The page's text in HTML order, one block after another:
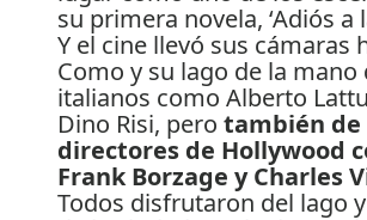
su primera novela, ‘Adiós a
Y el cine llevó sus cámaras
Como y su lago de la mano
italianos como Alberto
Dino Risi, pero también de
directores de Hollywood
Frank Borzage y Charles
Todos disfrutaron del lago